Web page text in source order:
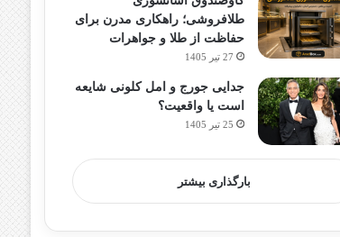
طلافروشی؛ راهکاری مدرن برای
حفاظت از طلا و جواهرات
27 تیر 1405
جدایی جورج و امل کلونی شایعه
است یا واقعیت؟
25 تیر 1405
بارگذاری بیشتر